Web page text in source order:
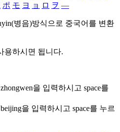
ポ モ ヨ ョ ロ ヲ ―
병음)방식으로 중국어를 변환
용하시면 됩니다.
zhongwen을 입력하시고 space를
beijing을 입력하시고 space를 누르